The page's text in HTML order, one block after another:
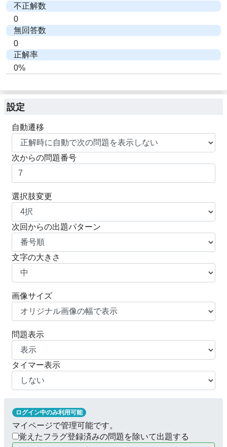
不正解数
0
無回答数
0
正解率
0%
設定
自動遷移
次からの問題番号
選択肢変更
次回からの出題パターン
文字の大きさ
画像サイズ
問題表示
タイマー表示
ログイン中のみ利用可能
マイページで管理可能です。
覚えたフラグ登録済みの問題を除いて出題する